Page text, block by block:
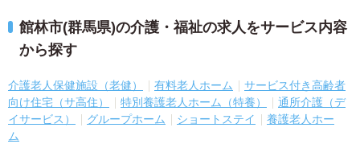
館林市(群馬県)の介護・福祉の求人をサービス内容
から探す
介護老人保健施設（老健） 有料老人ホーム
サービス付き高齢者
向け住宅（サ高住）
特別養護老人ホーム（特養）
通所介護（デ
イサービス）
グループホーム ショートステイ
養護老人ホー
ム